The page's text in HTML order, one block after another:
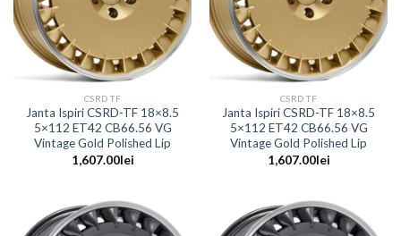
CSRD TF
Janta Ispiri CSRD-TF 18×8.5
5×112 ET42 CB66.56 VG
Vintage Gold Polished Lip
1,607.00lei
CSRD TF
Janta Ispiri CSRD-TF 18×8.5
5×112 ET42 CB66.56 VG
Vintage Gold Polished Lip
1,607.00lei